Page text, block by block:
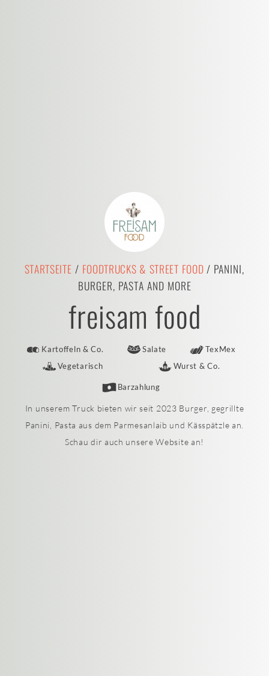
STARTSEITE / FOODTRUCKS & STREET FOOD/ PANINI,
BURGER, PASTA AND MORE
freisam food
Kartoffeln & Co. Salate
TexMex
Vegetarisch
Wurst & Co.
Barzahlung
In unserem Truck bieten wir seit 2023 Burger, gegrillte
Panini, Pasta aus dem Parmesanlaib und Kässpätzle an.
Schau dir auch unsere Website an!